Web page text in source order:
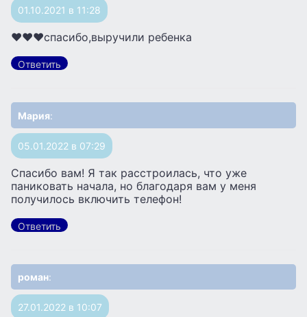
01.10.2021 в 11:28
❤❤❤спасибо,выручили ребенка
Ответить
Мария:
05.01.2022 в 07:29
Спасибо вам! Я так расстроилась, что уже
паниковать начала, но благодаря вам у меня
получилось включить телефон!
Ответить
роман:
27.01.2022 в 10:07